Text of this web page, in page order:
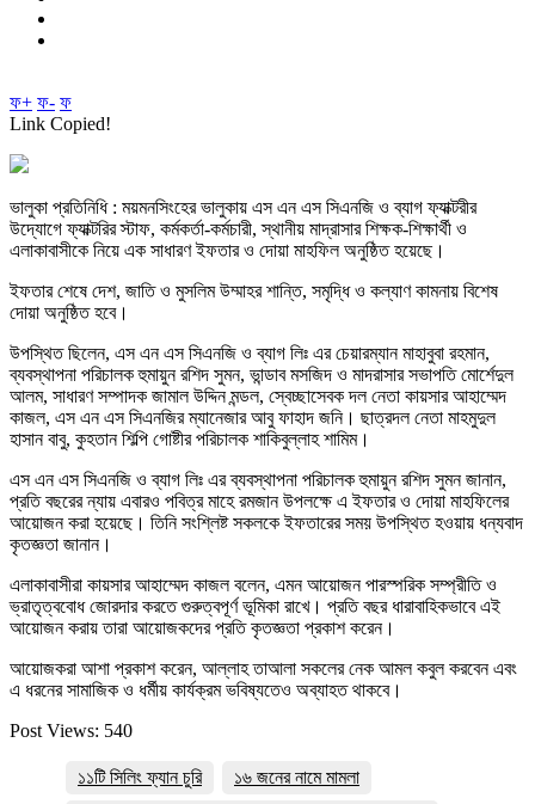
ফ+ ফ- ফ
Link Copied!
ভালুকা প্রতিনিধি : ময়মনসিংহের ভালুকায় এস এন এস সিএনজি ও ব্যাগ ফ্যাক্টরীর
উদ্যোগে ফ্যাক্টরির স্টাফ, কর্মকর্তা-কর্মচারী, স্থানীয় মাদ্রাসার শিক্ষক-শিক্ষার্থী ও
এলাকাবাসীকে নিয়ে এক সাধারণ ইফতার ও দোয়া মাহফিল অনুষ্ঠিত হয়েছে।
ইফতার শেষে দেশ, জাতি ও মুসলিম উম্মাহর শান্তি, সমৃদ্ধি ও কল্যাণ কামনায় বিশেষ
দোয়া অনুষ্ঠিত হবে।
উপস্থিত ছিলেন, এস এন এস সিএনজি ও ব্যাগ লিঃ এর চেয়ারম্যান মাহাবুবা রহমান,
ব্যবস্থাপনা পরিচালক হুমায়ুন রশিদ সুমন, ভান্ডাব মসজিদ ও মাদরাসার সভাপতি মোর্শেদুল
আলম, সাধারণ সম্পাদক জামাল উদ্দিন মন্ডল, স্বেচ্ছাসেবক দল নেতা কায়সার আহাম্মেদ
কাজল, এস এন এস সিএনজির ম্যানেজার আবু ফাহাদ জনি। ছাত্রদল নেতা মাহমুদুল
হাসান বাবু, কুহতান শিল্পি গোষ্টীর পরিচালক শাকিবুল্লাহ শামিম।
এস এন এস সিএনজি ও ব্যাগ লিঃ এর ব্যবস্থাপনা পরিচালক হুমায়ুন রশিদ সুমন জানান,
প্রতি বছরের ন্যায় এবারও পবিত্র মাহে রমজান উপলক্ষে এ ইফতার ও দোয়া মাহফিলের
আয়োজন করা হয়েছে। তিনি সংশ্লিষ্ট সকলকে ইফতারের সময় উপস্থিত হওয়ায় ধন্যবাদ
কৃতজ্ঞতা জানান।
এলাকাবাসীরা কায়সার আহাম্মেদ কাজল বলেন, এমন আয়োজন পারস্পরিক সম্প্রীতি ও
ভ্রাতৃত্ববোধ জোরদার করতে গুরুত্বপূর্ণ ভূমিকা রাখে। প্রতি বছর ধারাবাহিকভাবে এই
আয়োজন করায় তারা আয়োজকদের প্রতি কৃতজ্ঞতা প্রকাশ করেন।
আয়োজকরা আশা প্রকাশ করেন, আল্লাহ তাআলা সকলের নেক আমল কবুল করবেন এবং
এ ধরনের সামাজিক ও ধর্মীয় কার্যক্রম ভবিষ্যতেও অব্যাহত থাকবে।
Post Views: 540
১১টি সিলিং ফ্যান চুরি
১৬ জনের নামে মামলা